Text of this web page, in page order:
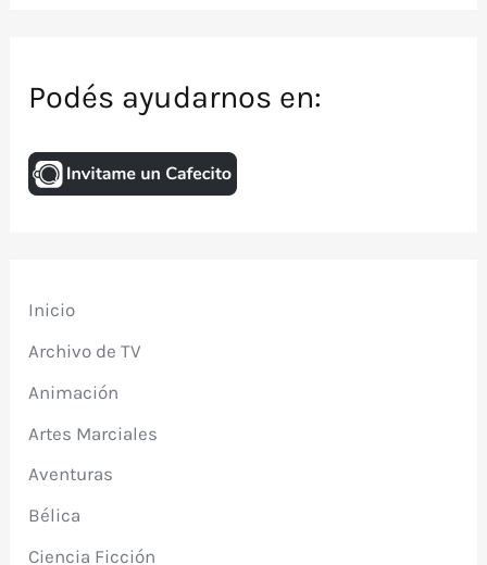
Podés ayudarnos en:
Inicio
Archivo de TV
Animación
Artes Marciales
Aventuras
Bélica
Ciencia Ficción